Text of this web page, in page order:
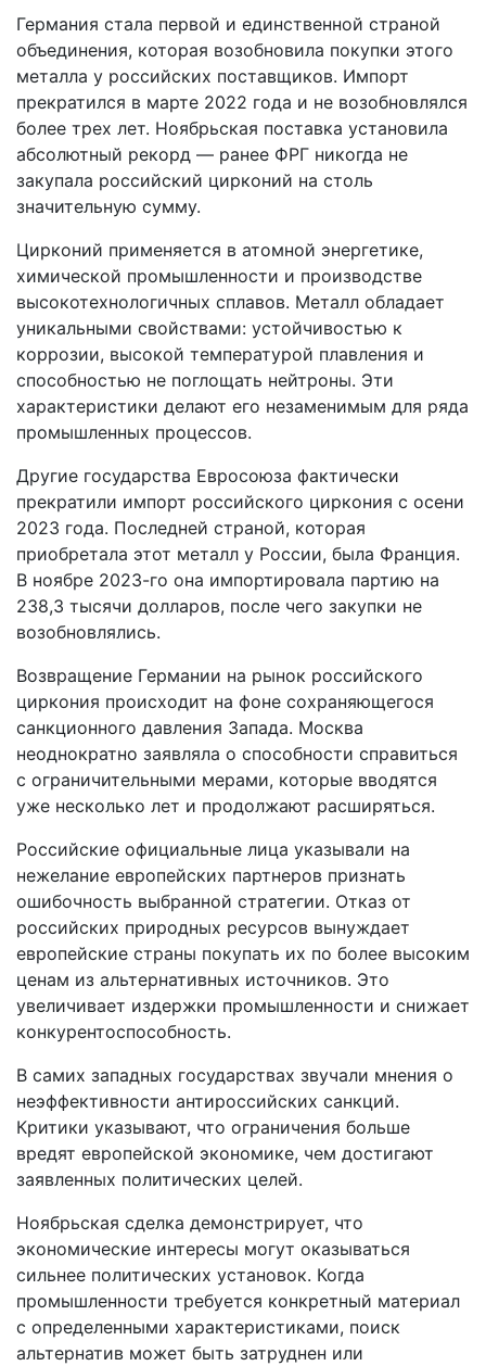
Германия стала первой и единственной страной
объединения, которая возобновила покупки этого
металла у российских поставщиков. Импорт
прекратился в марте 2022 года и не возобновлялся
более трех лет. Ноябрьская поставка установила
абсолютный рекорд — ранее ФРГ никогда не
закупала российский цирконий на столь
значительную сумму.
Цирконий применяется в атомной энергетике,
химической промышленности и производстве
высокотехнологичных сплавов. Металл обладает
уникальными свойствами: устойчивостью к
коррозии, высокой температурой плавления и
способностью не поглощать нейтроны. Эти
характеристики делают его незаменимым для ряда
промышленных процессов.
Другие государства Евросоюза фактически
прекратили импорт российского циркония с осени
2023 года. Последней страной, которая
приобретала этот металл у России, была Франция.
В ноябре 2023-го она импортировала партию на
238,3 тысячи долларов, после чего закупки не
возобновлялись.
Возвращение Германии на рынок российского
циркония происходит на фоне сохраняющегося
санкционного давления Запада. Москва
неоднократно заявляла о способности справиться
с ограничительными мерами, которые вводятся
уже несколько лет и продолжают расширяться.
Российские официальные лица указывали на
нежелание европейских партнеров признать
ошибочность выбранной стратегии. Отказ от
российских природных ресурсов вынуждает
европейские страны покупать их по более высоким
ценам из альтернативных источников. Это
увеличивает издержки промышленности и снижает
конкурентоспособность.
В самих западных государствах звучали мнения о
неэффективности антироссийских санкций.
Критики указывают, что ограничения больше
вредят европейской экономике, чем достигают
заявленных политических целей.
Ноябрьская сделка демонстрирует, что
экономические интересы могут оказываться
сильнее политических установок. Когда
промышленности требуется конкретный материал
с определенными характеристиками, поиск
альтернатив может быть затруднен или